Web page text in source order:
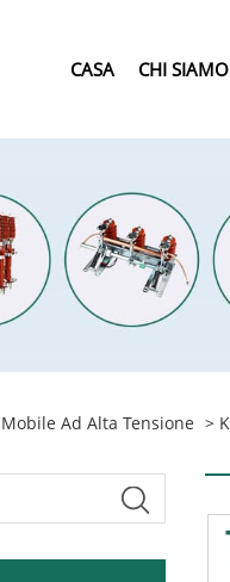
CASA CHI SIAMO
Mobile Ad Alta Tensione >